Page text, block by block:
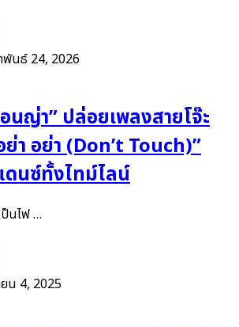
พันธ์ 24, 2026
นญ่า” ปล่อยเพลงสายโจ๊ะ
ย่า อย่า (Don’t Touch)”
ดนซ์ทั้งไทม์ไลน์
ป็นไฟ …
น 4, 2025